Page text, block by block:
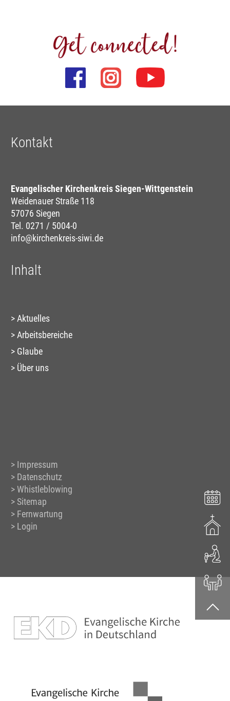
Kontakt
Evangelischer Kirchenkreis Siegen-Wittgenstein
Weidenauer Straße 118
57076 Siegen
Tel. 0271 / 5004-0
info@kirchenkreis-siwi.de
Inhalt
Aktuelles
Arbeitsbereiche
Glaube
Über uns
Impressum
Datenschutz
Whistleblowing
Sitemap
Fernwartung
Login